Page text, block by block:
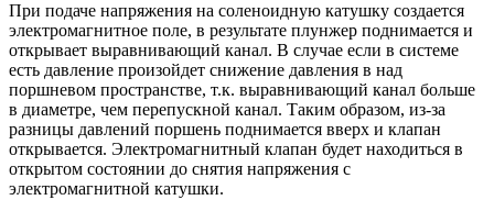
При подаче напряжения на соленоидную катушку создается
электромагнитное поле, в результате плунжер поднимается и
открывает выравнивающий канал. В случае если в системе
есть давление произойдет снижение давления в над
поршневом пространстве, т.к. выравнивающий канал больше
в диаметре, чем перепускной канал. Таким образом, из-за
разницы давлений поршень поднимается вверх и клапан
открывается. Электромагнитный клапан будет находиться в
открытом состоянии до снятия напряжения с
электромагнитной катушки.